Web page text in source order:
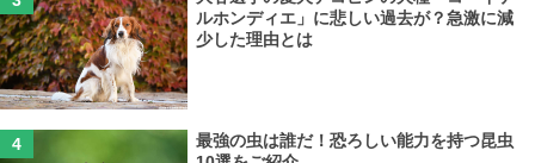
ルホンディエ」に悲しい過去が？急激に減
少した理由とは
最強の虫は誰だ！恐ろしい能力を持つ昆虫